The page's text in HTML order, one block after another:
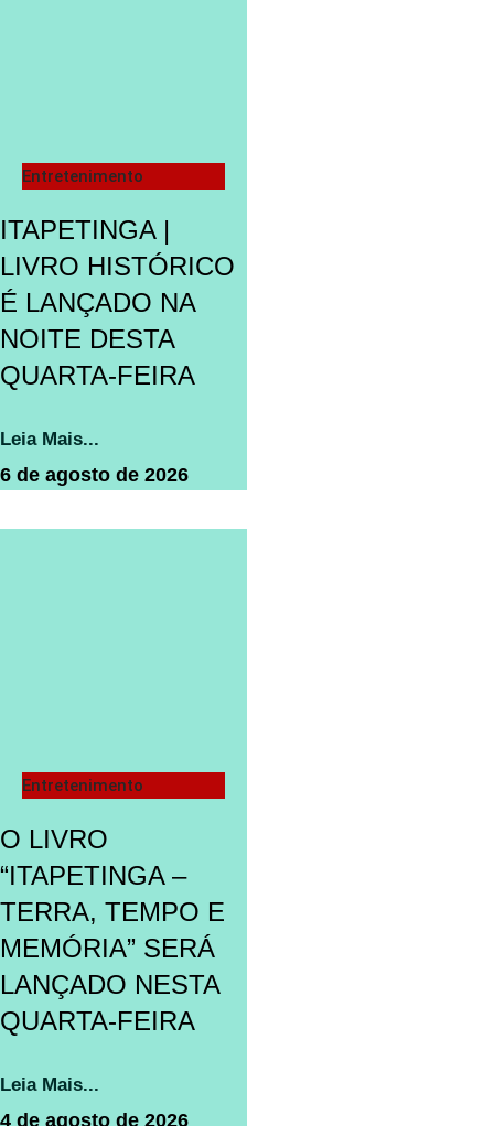
Entretenimento
ITAPETINGA |
LIVRO HISTÓRICO
É LANÇADO NA
NOITE DESTA
QUARTA-FEIRA
Leia Mais...
6 de agosto de 2026
Entretenimento
O LIVRO
“ITAPETINGA –
TERRA, TEMPO E
MEMÓRIA” SERÁ
LANÇADO NESTA
QUARTA-FEIRA
Leia Mais...
4 de agosto de 2026